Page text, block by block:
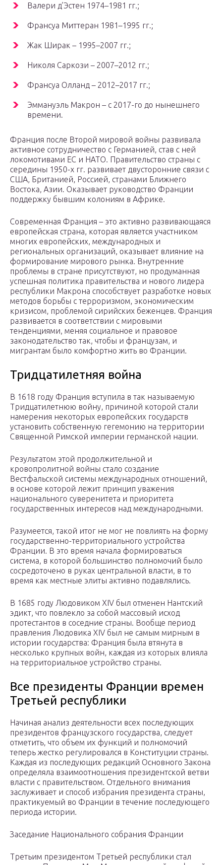
Валери д’Эстен 1974–1981 гг.;
Франсуа Миттеран 1981–1995 гг.;
Жак Ширак – 1995–2007 гг.;
Николя Саркози – 2007–2012 гг.;
Франсуа Олланд – 2012–2017 гг.;
Эммануэль Макрон – с 2017-го до нынешнего
времени.
Франция после Второй мировой войны развивала
активное сотрудничество с Германией, став с ней
локомотивами ЕС и НАТО. Правительство страны с
середины 1950-х гг. развивает двусторонние связи с
США, Британией, Россией, странами Ближнего
Востока, Азии. Оказывает руководство Франции
поддержку бывшим колониям в Африке.
Современная Франция – это активно развивающаяся
европейская страна, которая является участником
многих европейских, международных и
региональных организаций, оказывает влияние на
формирование мирового рынка. Внутренние
проблемы в стране присутствуют, но продуманная
успешная политика правительства и нового лидера
республики Макрона способствует разработке новых
методов борьбы с терроризмом, экономическим
кризисом, проблемой сирийских беженцев. Франция
развивается в соответствии с мировыми
тенденциями, меняя социальное и правовое
законодательство так, чтобы и французам, и
мигрантам было комфортно жить во Франции.
Тридцатилетняя война
В 1618 году Франция вступила в так называемую
Тридцатилетнюю войну, причиной которой стали
намерения некоторых европейских государств
установить собственную гегемонию на территории
Священной Римской империи германской нации.
Результатом этой продолжительной и
кровопролитной войны стало создание
Вестфальской системы международных отношений,
в основе которой лежит принцип уважения
национального суверенитета и приоритета
государственных интересов над международными.
Разумеется, такой итог не мог не повлиять на форму
государственно-территориального устройства
Франции. В это время начала формироваться
система, в которой большинство полномочий было
сосредоточено в руках центральной власти, в то
время как местные элиты активно подавлялись.
В 1685 году Людовиком XIV был отменен Нантский
эдикт, что повлекло за собой массовый исход
протестантов в соседние страны. Вообще период
правления Людовика XIV был не самым мирным в
истории государства: Франция была втянута в
несколько крупных войн, каждая из которых влияла
на территориальное устройство страны.
Все президенты Франции времен
Третьей республики
Начиная анализ деятельности всех последующих
президентов французского государства, следует
отметить, что объем их функций и полномочий
теперь жестко регулировался в Конституции страны.
Каждая из последующих редакций Основного Закона
определяла взаимоотношения президентской ветви
власти с правительством. Отдельного внимания
заслуживает и способ избрания президента страны,
практикуемый во Франции в течение последующего
периода истории.
Заседание Национального собрания Франции
Третьим президентом Третьей республики стал